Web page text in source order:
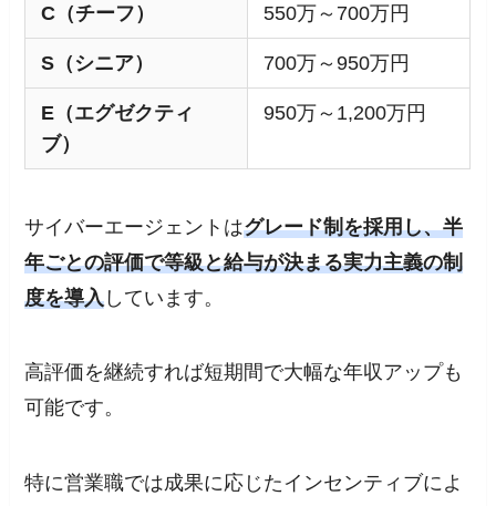
C（チーフ） 550万～700万円
S（シニア） 700万～950万円
E（エグゼクティ
ブ）
950万～1,200万円
サイバーエージェントはグレード制を採用し、半
年ごとの評価で等級と給与が決まる実力主義の制
度を導入 しています。
高評価を継続すれば短期間で大幅な年収アップも
可能です。
特に営業職では成果に応じたインセンティブによ